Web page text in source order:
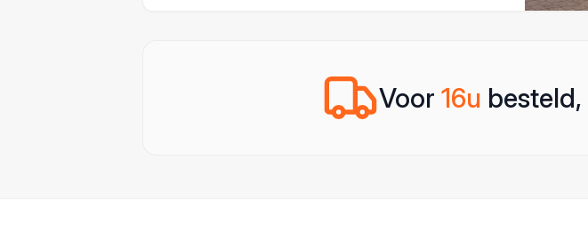
Voor 16u besteld,